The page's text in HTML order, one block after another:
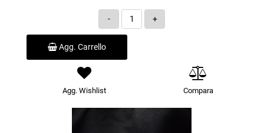
Quantità
Agg. Carrello
Agg. Wishlist Compara